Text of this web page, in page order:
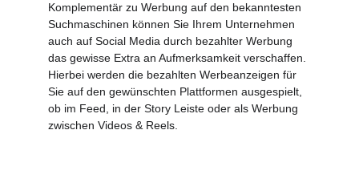
Komplementär zu Werbung auf den bekanntesten
Suchmaschinen können Sie Ihrem Unternehmen
auch auf Social Media durch bezahlter Werbung
das gewisse Extra an Aufmerksamkeit verschaffen.
Hierbei werden die bezahlten Werbeanzeigen für
Sie auf den gewünschten Plattformen ausgespielt,
ob im Feed, in der Story Leiste oder als Werbung
zwischen Videos & Reels.